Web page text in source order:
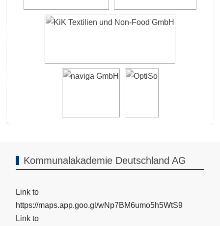
Kommunalakademie Deutschland AG
Link to
https://maps.app.goo.gl/wNp7BM6umo5h5WtS9
Link to